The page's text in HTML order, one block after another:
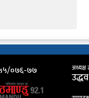
०७६-७७ अध्यक्ष